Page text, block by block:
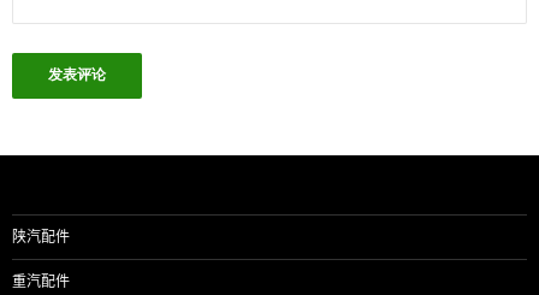
陕汽配件
重汽配件